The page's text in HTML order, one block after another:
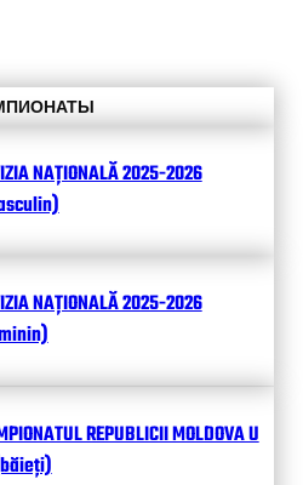
NAȚIONALĂ 2025-2026
NAȚIONALĂ 2025-2026
REPUBLICII MOLDOVA U